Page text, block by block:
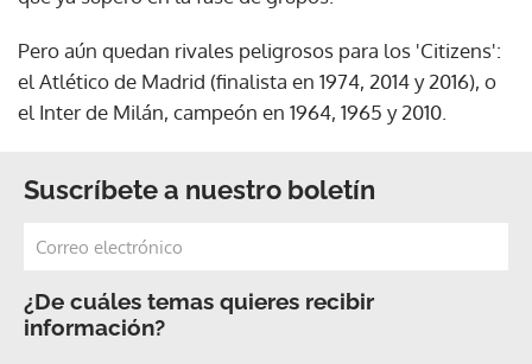
Pero aún quedan rivales peligrosos para los 'Citizens':
el Atlético de Madrid (finalista en 1974, 2014 y 2016), o
el Inter de Milán, campeón en 1964, 1965 y 2010.
Suscríbete a nuestro boletín
¿De cuáles temas quieres recibir
información?